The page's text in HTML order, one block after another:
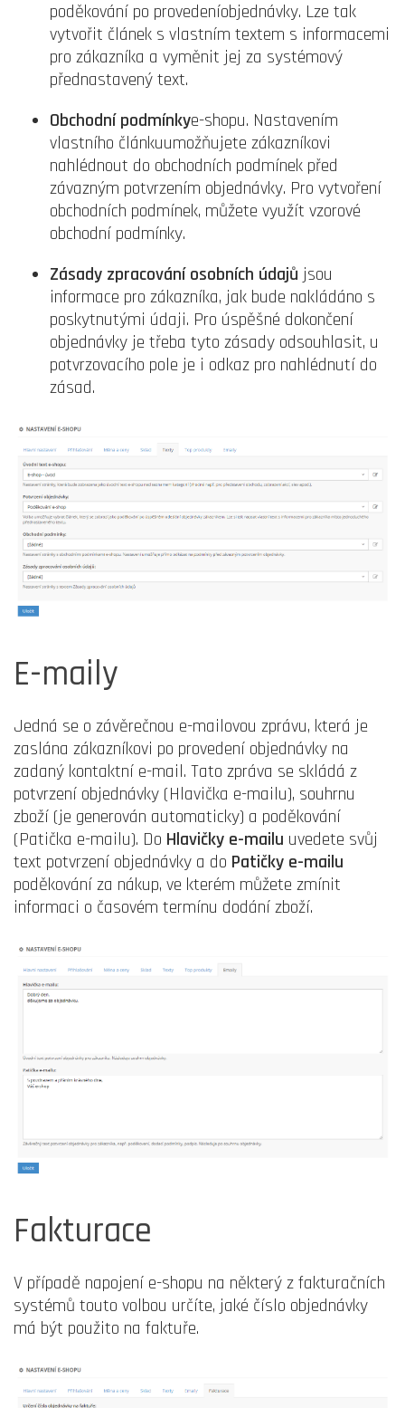
poděkování po provedeníobjednávky. Lze tak
vytvořit článek s vlastním textem s informacemi
pro zákazníka a vyměnit jej za systémový
přednastavený text.
Obchodní podmínkye-shopu. Nastavením
vlastního článkuumožňujete zákazníkovi
nahlédnout do obchodních podmínek před
závazným potvrzením objednávky. Pro vytvoření
obchodních podmínek, můžete využít vzorové
obchodní podmínky.
Zásady zpracování osobních údajů jsou
informace pro zákazníka, jak bude nakládáno s
poskytnutými údaji. Pro úspěšné dokončení
objednávky je třeba tyto zásady odsouhlasit, u
potvrzovacího pole je i odkaz pro nahlédnutí do
zásad.
E-maily
Jedná se o závěrečnou e-mailovou zprávu, která je
zaslána zákazníkovi po provedení objednávky na
zadaný kontaktní e-mail. Tato zpráva se skládá z
potvrzení objednávky (Hlavička e-mailu), souhrnu
zboží (je generován automaticky) a poděkování
(Patička e-mailu). Do Hlavičky e-mailu uvedete svůj
text potvrzení objednávky a do Patičky e-mailu
poděkování za nákup, ve kterém můžete zmínit
informaci o časovém termínu dodání zboží.
Fakturace
V případě napojení e-shopu na některý z fakturačních
systémů touto volbou určíte, jaké číslo objednávky
má být použito na faktuře.